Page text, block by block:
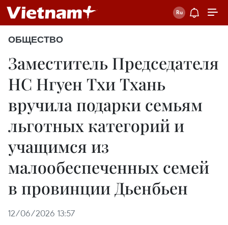
ОБЩЕСТВО
Заместитель Председателя
НС Нгуен Тхи Тхань
вручила подарки семьям
льготных категорий и
учащимся из
малообеспеченных семей
в провинции Дьенбьен
12/06/2026 13:57